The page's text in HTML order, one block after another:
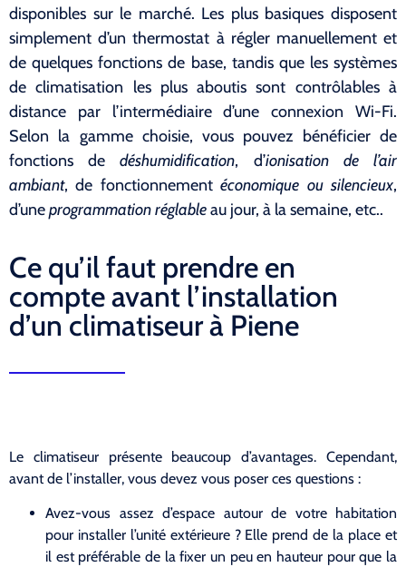
disponibles sur le marché. Les plus basiques disposent
simplement d’un thermostat à régler manuellement et
de quelques fonctions de base, tandis que les systèmes
de climatisation les plus aboutis sont contrôlables à
distance par l’intermédiaire d’une connexion Wi-Fi.
Selon la gamme choisie, vous pouvez bénéficier de
fonctions dedéshumidification, d’ionisation de l’air
ambiant, de fonctionnementéconomique ou silencieux,
d’uneprogrammation réglableau jour, à la semaine, etc..
Ce qu’il faut prendre en
compte avant l’installation
d’un climatiseur à Piene
Le climatiseur présente beaucoup d’avantages. Cependant,
avant de l’installer, vous devez vous poser ces questions :
Avez-vous assez d’espace autour de votre habitation
pour installer l’unité extérieure ? Elle prend de la place et
il est préférable de la fixer un peu en hauteur pour que la